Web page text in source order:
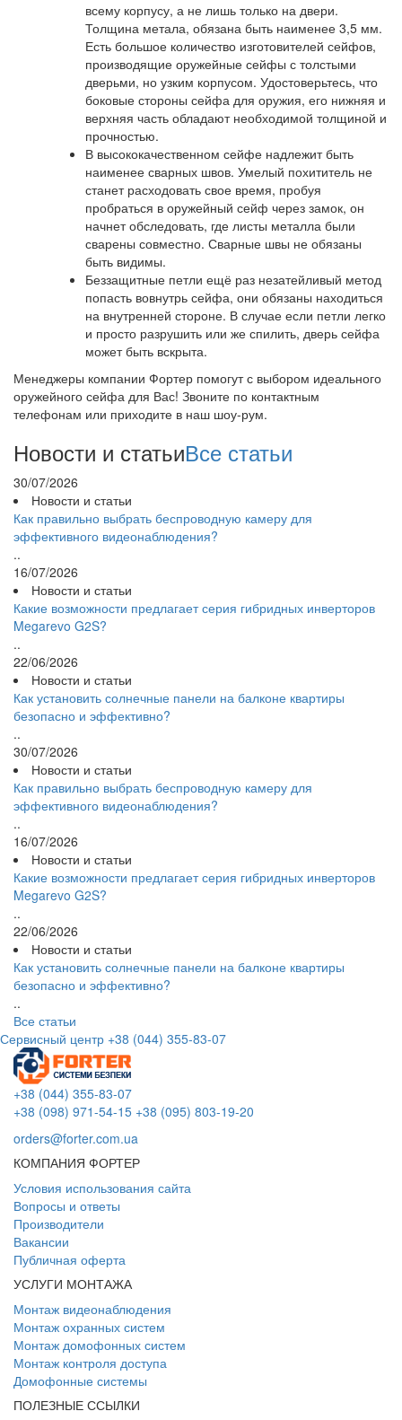
всему корпусу, а не лишь только на двери.
Толщина метала, обязана быть наименее 3,5 мм.
Есть большое количество изготовителей сейфов,
производящие оружейные сейфы с толстыми
дверьми, но узким корпусом. Удостоверьтесь, что
боковые стороны сейфа для оружия, его нижняя и
верхняя часть обладают необходимой толщиной и
прочностью.
В высококачественном сейфе надлежит быть
наименее сварных швов. Умелый похититель не
станет расходовать свое время, пробуя
пробраться в оружейный сейф через замок, он
начнет обследовать, где листы металла были
сварены совместно. Сварные швы не обязаны
быть видимы.
Беззащитные петли ещё раз незатейливый метод
попасть вовнутрь сейфа, они обязаны находиться
на внутренней стороне. В случае если петли легко
и просто разрушить или же спилить, дверь сейфа
может быть вскрыта.
Менеджеры компании Фортер помогут с выбором идеального
оружейного сейфа для Вас! Звоните по контактным
телефонам или приходите в наш шоу-рум.
Новости и статьиВсе статьи
30/07/2026
Новости и статьи
Как правильно выбрать беспроводную камеру для
эффективного видеонаблюдения?
..
16/07/2026
Новости и статьи
Какие возможности предлагает серия гибридных инверторов
Megarevo G2S?
..
22/06/2026
Новости и статьи
Как установить солнечные панели на балконе квартиры
безопасно и эффективно?
..
30/07/2026
Новости и статьи
Как правильно выбрать беспроводную камеру для
эффективного видеонаблюдения?
..
16/07/2026
Новости и статьи
Какие возможности предлагает серия гибридных инверторов
Megarevo G2S?
..
22/06/2026
Новости и статьи
Как установить солнечные панели на балконе квартиры
безопасно и эффективно?
..
Все статьи
Сервисный центр +38 (044) 355-83-07
+38 (044) 355-83-07
+38 (098) 971-54-15 +38 (095) 803-19-20
orders@forter.com.ua
КОМПАНИЯ ФОРТЕР
Условия использования сайта
Вопросы и ответы
Производители
Вакансии
Публичная оферта
УСЛУГИ МОНТАЖА
Монтаж видеонаблюдения
Монтаж охранных систем
Монтаж домофонных систем
Монтаж контроля доступа
Домофонные системы
ПОЛЕЗНЫЕ ССЫЛКИ